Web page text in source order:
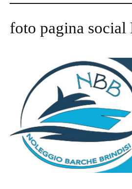
foto pagina social